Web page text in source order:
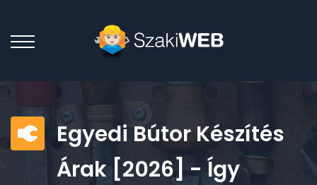
Egyedi Bútor Készítés
Árak [2026] - Így